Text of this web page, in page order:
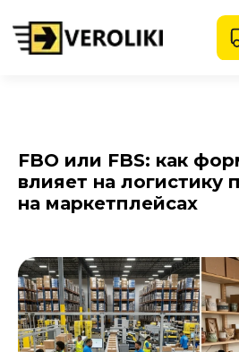
FBO или FBS: как
влияет на логистику
на маркетплейсах